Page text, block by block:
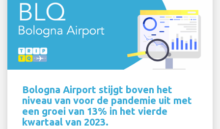
Bologna Airport stijgt boven het
niveau van voor de pandemie uit met
een groei van 13% in het vierde
kwartaal van 2023.